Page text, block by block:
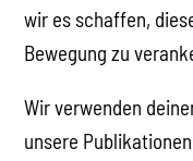
wir es schaffen,
Bewegung zu
Wir verwenden
unsere